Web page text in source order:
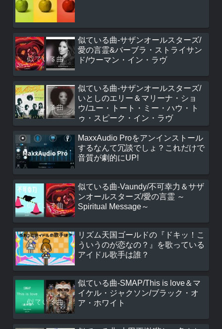
似ている曲-サザンオールスターズ/
愛の言霊&バーブラ・ストライサン
ド/ウーマン・イン・ラヴ
似ている曲-サザンオールスターズ/
いとしのエリー＆マリーナ・ショ
ウ/ユー・トート・ミー・ハウ・ト
ゥ・スピーク・イン・ラヴ
MaxxAudio Proをアンインストール
するなんて冗談でしょ？これだけで
音質が劇的にUP!
似ている曲-Vaundy/不可幸力＆サザ
ンオールスターズ/愛の言霊 ～
Spiritual Message～
リズム天国ゴールドの『ドキッ！こ
ういうのが恋なの？』を歌っている
アイドル歌手は誰？
似ている曲-SMAP/This is love＆マ
イケル・ジャクソン/ブラック・オ
ア・ホワイト